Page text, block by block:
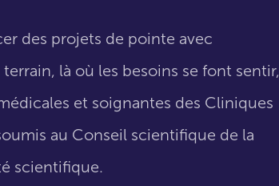
des projets de pointe avec
là où les besoins se font sentir,
et soignantes des Cliniques
au Conseil scientifique de la
scientifique.